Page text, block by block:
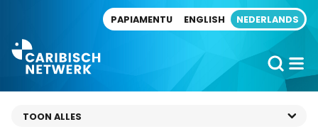
PAPIAMENTU ENGLISH NEDERLANDS